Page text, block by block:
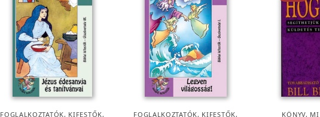
FOGLALKOZTATÓK, KIFESTŐK,
FOGLALKOZTATÓK, KIFESTŐK,
KÖNYV,